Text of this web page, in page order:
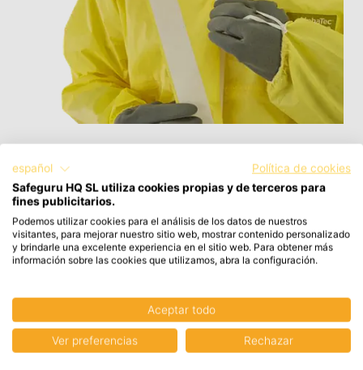
Ansell
13,10 €
15,85 € con IVA
español
Política de cookies
Safeguru HQ SL utiliza cookies propias y de terceros para
fines publicitarios.
Podemos utilizar cookies para el análisis de los datos de nuestros
visitantes, para mejorar nuestro sitio web, mostrar contenido personalizado
y brindarle una excelente experiencia en el sitio web. Para obtener más
información sobre las cookies que utilizamos, abra la configuración.
Aceptar todo
Ver preferencias Rechazar